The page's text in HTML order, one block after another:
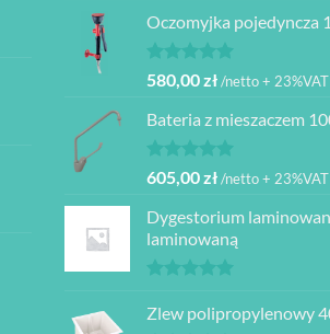
od
do
Oczomyjka pojedyncza
Oceniono
na 5
580,00zł/netto + 23%VAT
Bateria z mieszaczem
Oceniono
na 5
605,00zł/netto + 23%VAT
Dygestorium
laminowaną
5.00na 5
Zlew polipropylenowy